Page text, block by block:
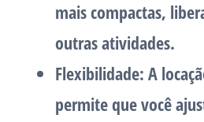
mais compactas,
outras atividades.
Flexibilidade: A
permite que você